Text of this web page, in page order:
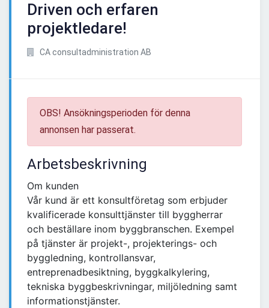
Driven och erfaren
projektledare!
CA consultadministration AB
OBS! Ansökningsperioden för denna
annonsen har passerat.
Arbetsbeskrivning
Om kunden
Vår kund är ett konsultföretag som erbjuder
kvalificerade konsulttjänster till byggherrar
och beställare inom byggbranschen. Exempel
på tjänster är projekt-, projekterings- och
byggledning, kontrollansvar,
entreprenadbesiktning, byggkalkylering,
tekniska byggbeskrivningar, miljöledning samt
informationstjänster.